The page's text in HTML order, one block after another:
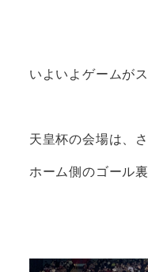
いよいよゲームが
天皇杯の会場は、
ホーム側のゴール